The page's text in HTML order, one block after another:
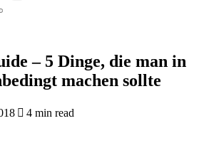
– 5 Dinge, die man in
machen sollte
4 min read